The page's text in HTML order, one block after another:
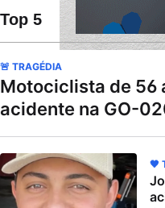
Top 5
🚨 TRAGÉDIA
Motociclista de 56
acidente na GO-
🖤